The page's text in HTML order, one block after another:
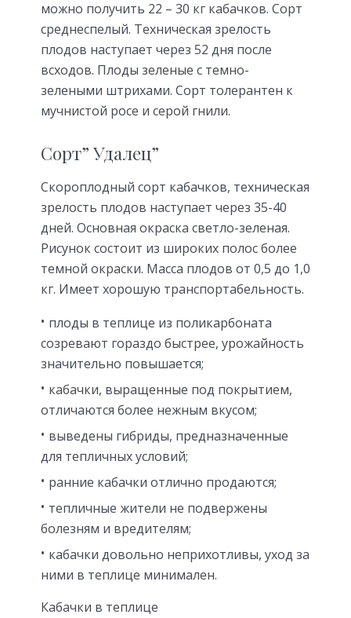
можно получить 22 – 30 кг кабачков. Сорт
среднеспелый. Техническая зрелость
плодов наступает через 52 дня после
всходов. Плоды зеленые с темно-
зелеными штрихами. Сорт толерантен к
мучнистой росе и серой гнили.
Сорт” Удалец”
Скороплодный сорт кабачков, техническая
зрелость плодов наступает через 35-40
дней. Основная окраска светло-зеленая.
Рисунок состоит из широких полос более
темной окраски. Масса плодов от 0,5 до 1,0
кг. Имеет хорошую транспортабельность.
плоды в теплице из поликарбоната
созревают гораздо быстрее, урожайность
значительно повышается;
кабачки, выращенные под покрытием,
отличаются более нежным вкусом;
выведены гибриды, предназначенные
для тепличных условий;
ранние кабачки отлично продаются;
тепличные жители не подвержены
болезням и вредителям;
кабачки довольно неприхотливы, уход за
ними в теплице минимален.
Кабачки в теплице